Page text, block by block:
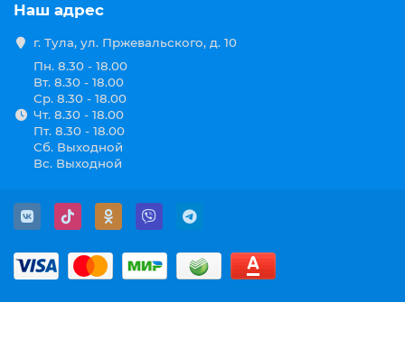
Наш адрес
г. Тула, ул. Пржевальского, д. 10
Пн. 8.30 - 18.00
Вт. 8.30 - 18.00
Ср. 8.30 - 18.00
Чт. 8.30 - 18.00
Пт. 8.30 - 18.00
Сб. Выходной
Вс. Выходной